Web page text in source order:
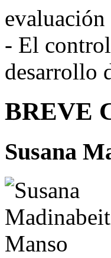
- El
desarrollo
BREVE
Susana